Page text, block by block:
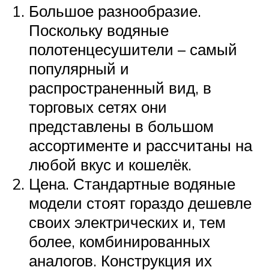
Большое разнообразие.
Поскольку водяные
полотенцесушители – самый
популярный и
распространенный вид, в
торговых сетях они
представлены в большом
ассортименте и рассчитаны на
любой вкус и кошелёк.
Цена. Стандартные водяные
модели стоят гораздо дешевле
своих электрических и, тем
более, комбинированных
аналогов. Конструкция их